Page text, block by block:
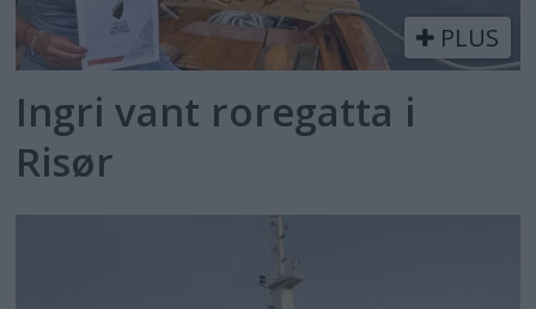
PLUS
Ingri vant roregatta i
Risør